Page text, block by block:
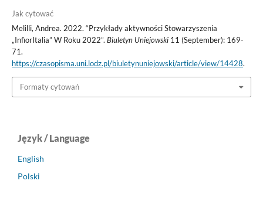
Jak cytować
Melilli, Andrea. 2022. “Przykłady aktywności Stowarzyszenia
„InfiorItalia” W Roku 2022”. Biuletyn Uniejowski11 (September): 169-
71.
https://czasopisma.uni.lodz.pl/biuletynuniejowski/article/view/14428.
Formaty cytowań
Język / Language
English
Polski